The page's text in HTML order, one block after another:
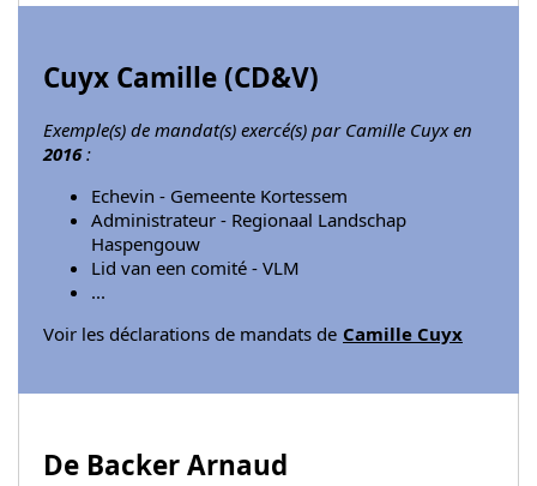
Cuyx Camille (CD&V)
Exemple(s) de mandat(s) exercé(s) par Camille Cuyx en
2016:
Echevin - Gemeente Kortessem
Administrateur - Regionaal Landschap
Haspengouw
Lid van een comité - VLM
...
Voir les déclarations de mandats de Camille Cuyx
De Backer Arnaud